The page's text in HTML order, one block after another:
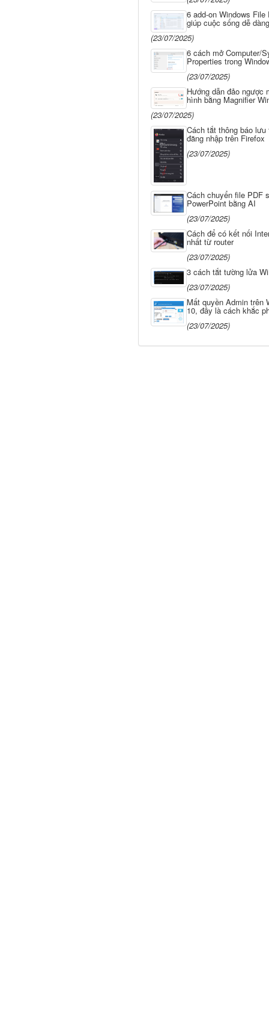
6 add-on Windows File
giúp cuộc sống dễ
(23/07/2025)
6 cách mở Computer/
Properties trong
(23/07/2025)
Hướng dẫn đảo ngược
hình bằng Magnifier
(23/07/2025)
Cách tắt thông báo lưu
đăng nhập trên Firefox
(23/07/2025)
Cách chuyển file PDF
PowerPoint bằng AI
(23/07/2025)
Cách để có kết nối
nhất từ router
(23/07/2025)
3 cách tắt tường lửa
(23/07/2025)
Mất quyền Admin trên
10, đây là cách khắc
(23/07/2025)